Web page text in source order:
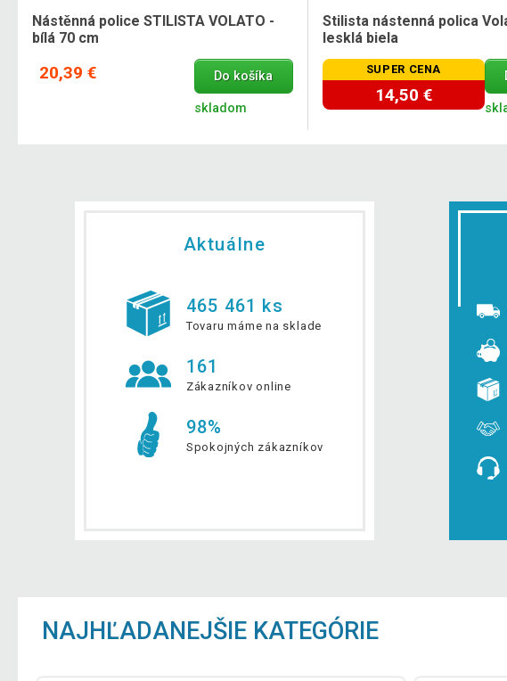
Nástěnná police STILISTA VOLATO -
bílá 70 cm
20,39 € Do košíka
skladom
Stilista nástenná polica
lesklá biela
SUPER CENA
14,50 €
Aktuálne
465 461 ks
Tovaru máme na sklade
161
Zákazníkov online
98%
Spokojných zákazníkov
NAJHĽADANEJŠIE KATEGÓRIE